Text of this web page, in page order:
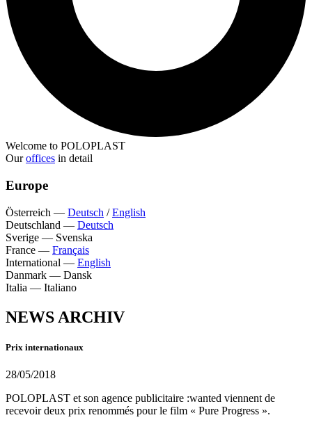
Welcome to POLOPLAST
Ouroffices in detail
Europe
Österreich — Deutsch /English
Deutschland — Deutsch
Sverige — Svenska
France — Français
International — English
Danmark — Dansk
Italia — Italiano
NEWS ARCHIV
Prix internationaux
28/05/2018
POLOPLAST et son agence publicitaire :wanted viennent de
recevoir deux prix renommés pour le film « Pure Progress ».